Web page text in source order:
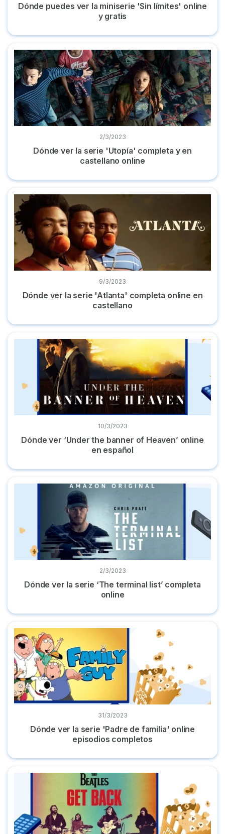
Dónde puedes ver la miniserie 'Sin límites' online
y gratis
Dónde ver la serie 'Utopía' completa y en castellano online
2/3/2023
Dónde ver la serie 'Utopía' completa y en
castellano online
Dónde ver la serie 'Atlanta' completa online en castellano
9/3/2023
Dónde ver la serie 'Atlanta' completa online en
castellano
Dónde ver ‘Under the banner of Heaven’ online en español
10/3/2023
Dónde ver ‘Under the banner of Heaven’ online
en español
Dónde ver la serie ‘The terminal list’ completa online
2/3/2023
Dónde ver la serie ‘The terminal list’ completa
online
Dónde ver la serie 'Padre de familia' online episodios
31/3/2023
Dónde ver la serie 'Padre de familia' online
episodios completos
Dónde ver serie 'Get Back' los Beatles episodios completos